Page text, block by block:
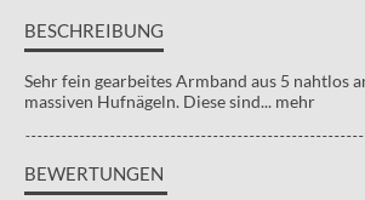
BESCHREIBUNG
Sehr fein gearbeites Armband aus 5 nahtlos
massiven Hufnägeln. Diese sind... mehr
BEWERTUNGEN